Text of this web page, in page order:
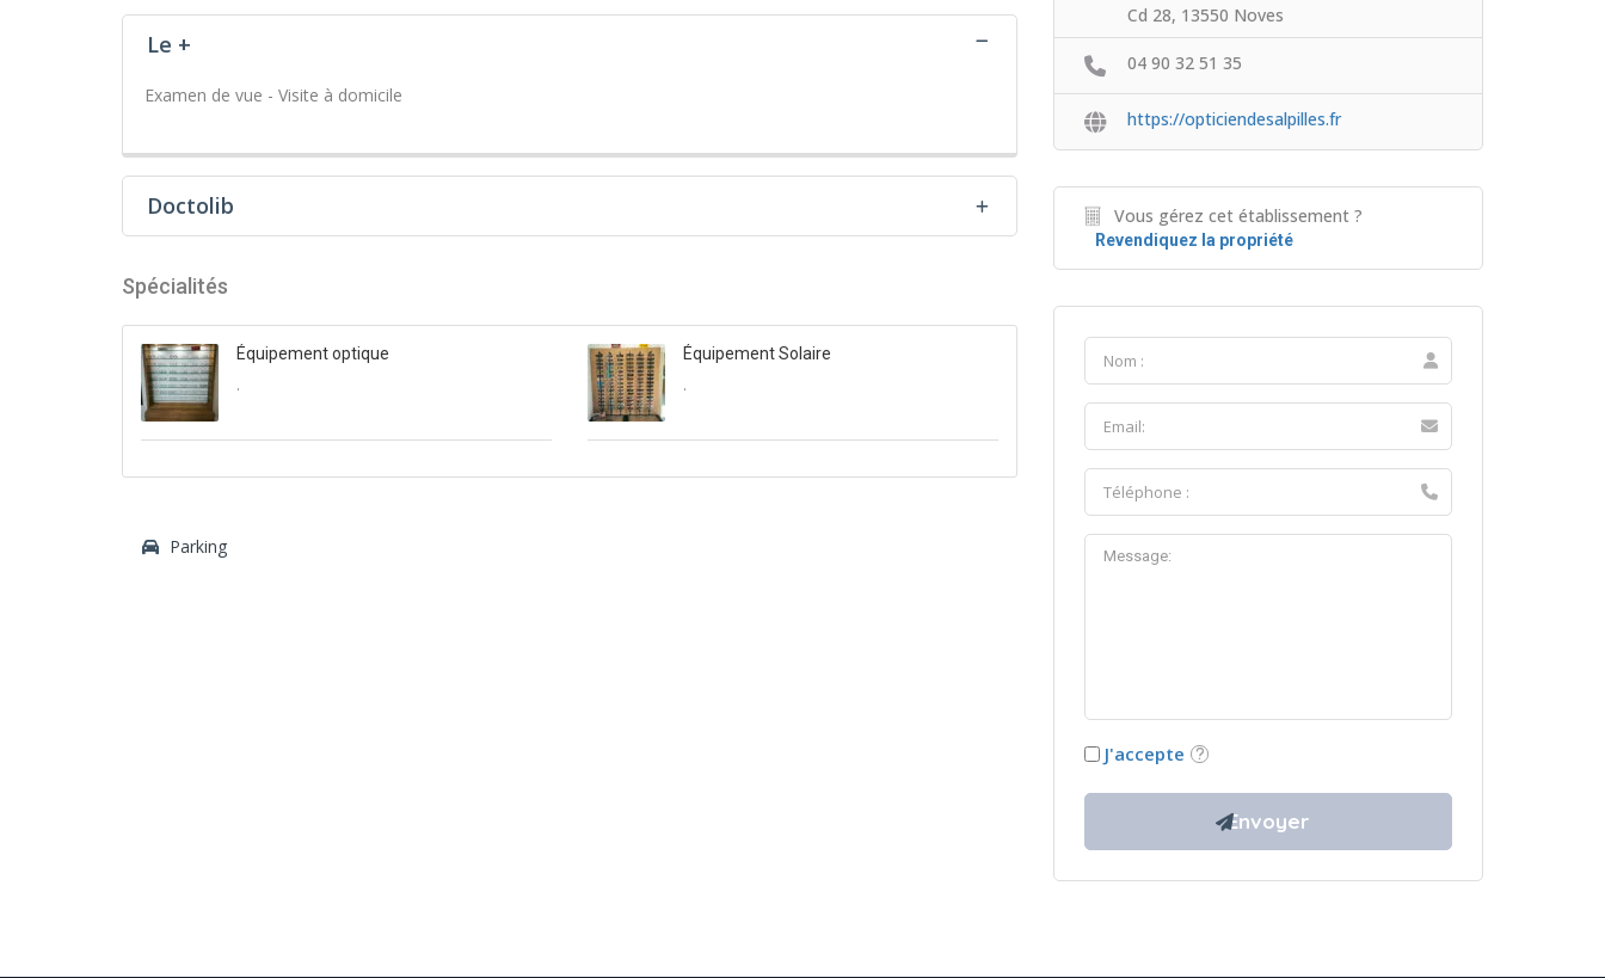
Le +
Examen de vue - Visite à domicile
Doctolib
Spécialités
Équipement optique
.
Équipement Solaire
.
Parking
Cd 28, 13550 Noves
04 90 32 51 35
https://opticiendesalpilles.fr
Vous gérez cet établissement ?
Revendiquez la propriété
J'accepte